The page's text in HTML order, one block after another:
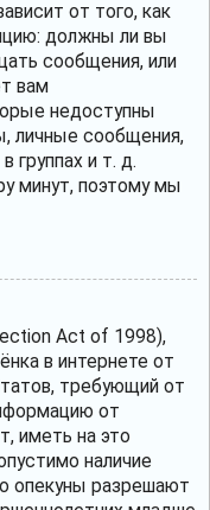
от того, как
должны ли вы
сообщения, или
вам
недоступны
личные сообщения,
группах и т. д.
минут, поэтому мы
Act of 1998),
в интернете от
требующий от
от
иметь на это
наличие
опекуны разрешают